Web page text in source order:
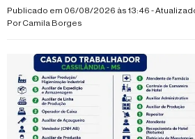
Publicado em 06/08/2026 às 13:46 -
PorCamila Borges